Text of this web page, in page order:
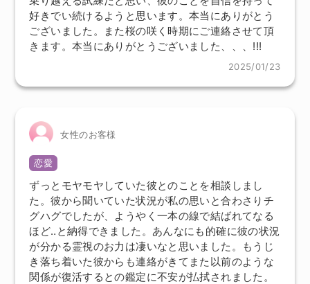
好きでい続けるようと思います。本当にありがとう
ございました。また桜の咲く時期にご連絡させて頂
きます。本当にありがとうございました、、、!!!
2025/01/23
女性のお客様
恋愛
ずっとモヤモヤしていた彼とのことを相談しまし
た。彼から聞いていた状況が私の思いと合わさりチ
グハグでしたが、ようやく一本の線で結ばれてなる
ほど‥と納得できました。あんなにも的確に彼の状況
が分かる霊視のお力は凄いなと思いました。もうじ
き落ち着いた彼からも連絡がきてまた以前のような
関係が復活するとの鑑定に不安が払拭されました。